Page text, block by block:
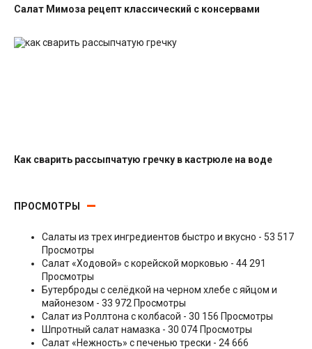
Салат Мимоза рецепт классический с консервами
Как сварить рассыпчатую гречку в кастрюле на воде
ПРОСМОТРЫ
Салаты из трех ингредиентов быстро и вкусно - 53 517
Просмотры
Салат «Ходовой» с корейской морковью - 44 291
Просмотры
Бутерброды с селёдкой на черном хлебе с яйцом и
майонезом - 33 972 Просмотры
Салат из Роллтона с колбасой - 30 156 Просмотры
Шпротный салат намазка - 30 074 Просмотры
Салат «Нежность» с печенью трески - 24 666